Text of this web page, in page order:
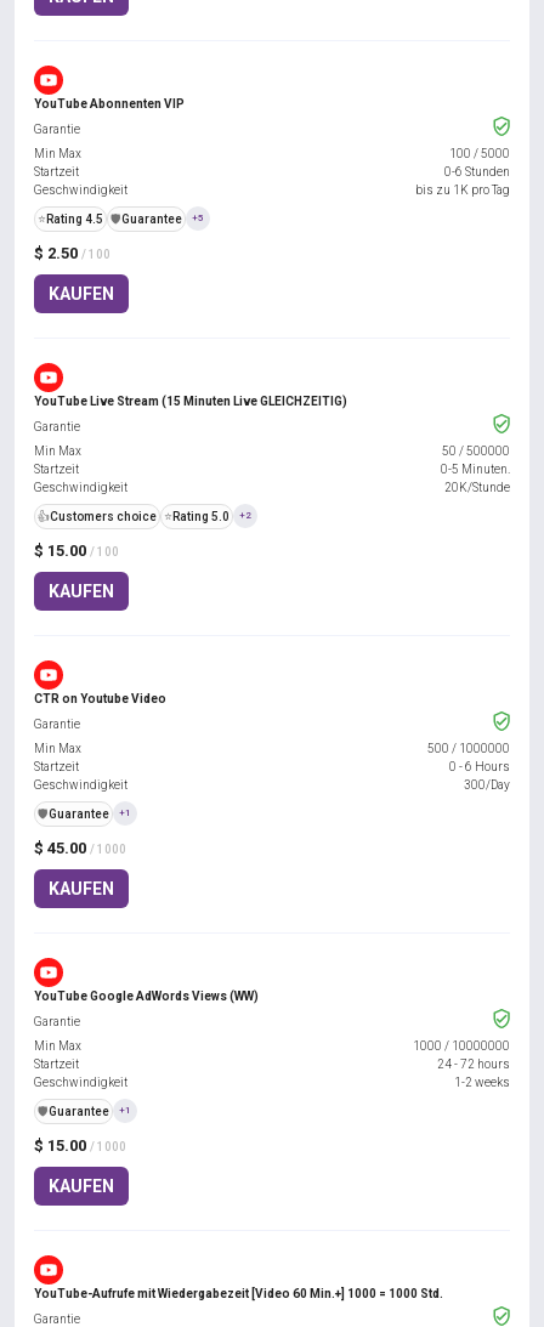
YouTube Abonnenten VIP
$ 2.50 / 100
KAUFEN
Garantie
Min Max
100 /5000
Startzeit
0-6 Stunden
Geschwindigkeit
bis zu 1K pro Tag
⭐ Rating 4.5 ️🛡️Guarantee +5
YouTube Live Stream (15 Minuten Live GLEICHZEITIG)
$ 15.00 / 100
KAUFEN
Garantie
Min Max
50 /500000
Startzeit
0-5 Minuten.
Geschwindigkeit
20K/Stunde
👍Customers choice ⭐ Rating 5.0 +2
CTR on Youtube Video
$ 45.00 / 1000
KAUFEN
Garantie
Min Max
500 / 1000000
Startzeit
0 - 6 Hours
Geschwindigkeit
300/Day
️🛡️Guarantee +1
YouTube Google AdWords Views (WW)
$ 15.00 / 1000
KAUFEN
Garantie
Min Max
1000 / 10000000
Startzeit
24 - 72 hours
Geschwindigkeit
1-2 weeks
️🛡️Guarantee +1
YouTube-Aufrufe mit Wiedergabezeit [Video 60 Min.+] 1000 = 1000 Std.
Garantie